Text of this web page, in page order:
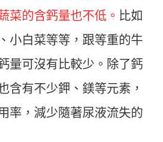
菜的含鈣量也不低。 比如
小白菜等等，跟等重的牛
量可沒有比較少。除了鈣
含有不少鉀、鎂等元素，
率，減少隨著尿液流失的